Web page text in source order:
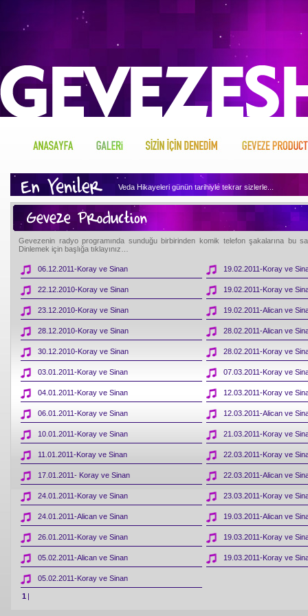
Veda Hikayeleri günün tarihiyle tekrar sizlerle...
Geveze'nin arşivini dinlemek için tıklayın...
Geveze Sizin İçin Neler Denemiş merak ediyor
Geveze'nin gönlünden sizin için ne kopuyormuş biliyor
Gevezenin radyo programında sunduğu birbirinden komik telefon şakalarına bu
Dinlemek için başlığa tıklayınız…
06.12.2011-Koray ve Sinan 19.02.2011-Koray ve
22.12.2010-Koray ve Sinan 19.02.2011-Koray ve
23.12.2010-Koray ve Sinan 19.02.2011-Alican ve
28.12.2010-Koray ve Sinan 28.02.2011-Alican ve
30.12.2010-Koray ve Sinan 28.02.2011-Koray ve
03.01.2011-Koray ve Sinan 07.03.2011-Koray ve
04.01.2011-Koray ve Sinan 12.03.2011-Koray ve
06.01.2011-Koray ve Sinan 12.03.2011-Alican ve
10.01.2011-Koray ve Sinan 21.03.2011-Koray ve
11.01.2011-Koray ve Sinan 22.03.2011-Koray ve
17.01.2011- Koray ve Sinan 22.03.2011-Alican ve
24.01.2011-Koray ve Sinan 23.03.2011-Koray ve
24.01.2011-Alican ve Sinan 19.03.2011-Alican ve
26.01.2011-Koray ve Sinan 19.03.2011-Koray ve
05.02.2011-Alican ve Sinan 19.03.2011-Koray ve
05.02.2011-Koray ve Sinan
1 |